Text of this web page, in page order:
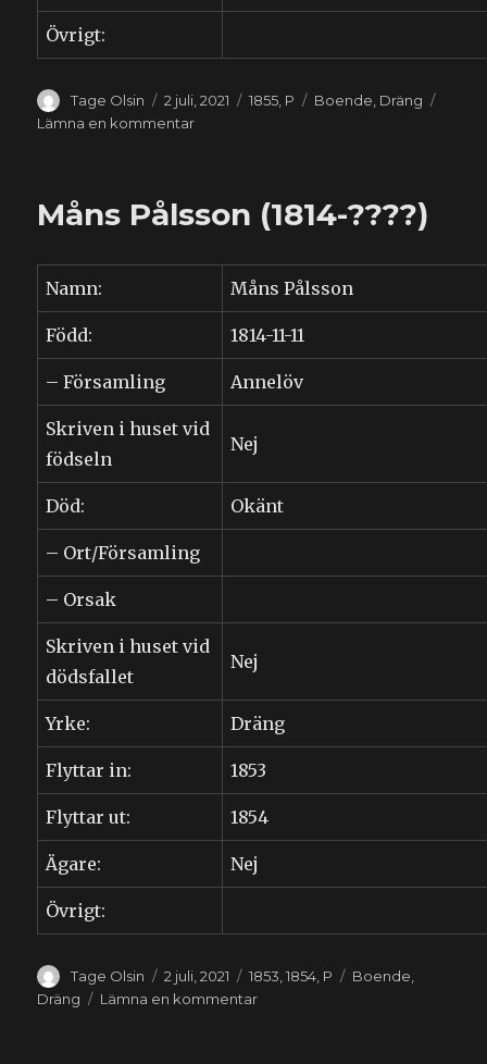
Övrigt:
Författare
Tage Olsin
Publicerat
den
2 juli, 2021 Kategorier
1855 P Etiketter
Boende Dräng
Lämna en kommentartill
Måns Pålsson (1814-????)
Namn: Måns Pålsson
Född: 1814-11-11
– Församling Annelöv
Skriven i huset vid
födseln
Nej
Död: Okänt
– Ort/Församling
– Orsak
Skriven i huset vid
dödsfallet
Nej
Yrke: Dräng
Flyttar in: 1853
Flyttar ut: 1854
Ägare: Nej
Övrigt:
Författare
Tage Olsin
Publicerat
den
2 juli, 2021 Kategorier
1853 ,1854 P Etiketter
Boende
Dräng
Lämna en kommentartill